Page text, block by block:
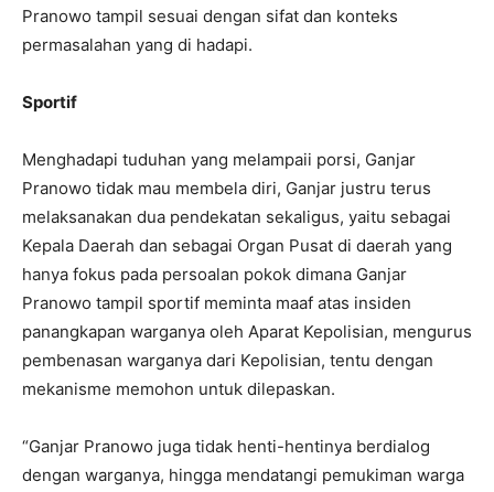
Pranowo tampil sesuai dengan sifat dan konteks
permasalahan yang di hadapi.
Sportif
Menghadapi tuduhan yang melampaii porsi, Ganjar
Pranowo tidak mau membela diri, Ganjar justru terus
melaksanakan dua pendekatan sekaligus, yaitu sebagai
Kepala Daerah dan sebagai Organ Pusat di daerah yang
hanya fokus pada persoalan pokok dimana Ganjar
Pranowo tampil sportif meminta maaf atas insiden
panangkapan warganya oleh Aparat Kepolisian, mengurus
pembenasan warganya dari Kepolisian, tentu dengan
mekanisme memohon untuk dilepaskan.
“Ganjar Pranowo juga tidak henti-hentinya berdialog
dengan warganya, hingga mendatangi pemukiman warga